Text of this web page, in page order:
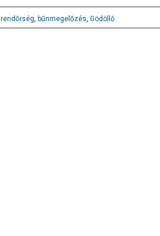
rendőrség, bűnmegelőzés, Gödöllő